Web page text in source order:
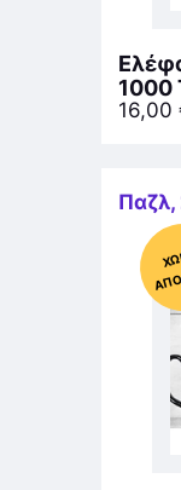
1000
16,00
Παζλ,